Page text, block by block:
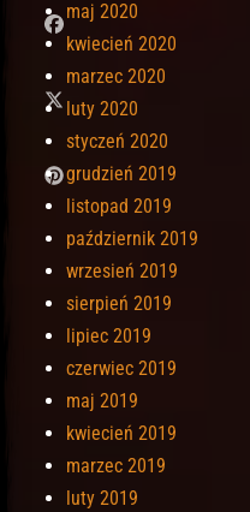
maj 2020
kwiecień 2020
marzec 2020
luty 2020
styczeń 2020
grudzień 2019
listopad 2019
październik 2019
wrzesień 2019
sierpień 2019
lipiec 2019
czerwiec 2019
maj 2019
kwiecień 2019
marzec 2019
luty 2019